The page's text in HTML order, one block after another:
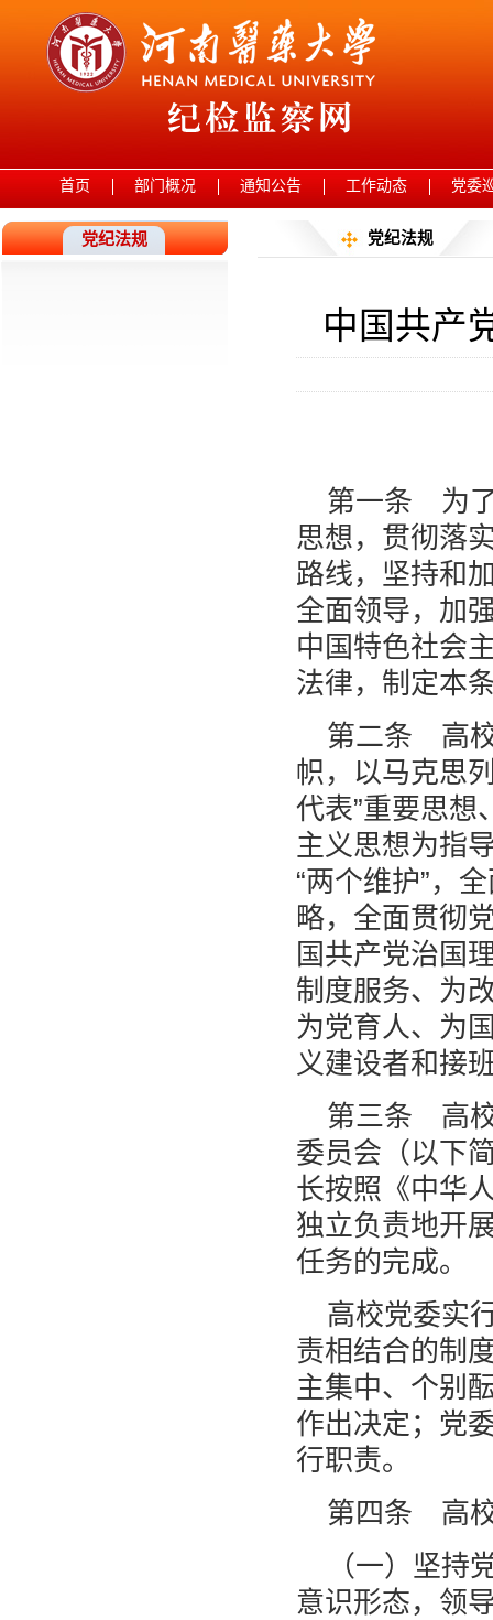
首页 部门概况 通知公告 工作动态 党委
党纪法规 党纪法规
中国共产
第一条 为了
思想，贯彻落
路线，坚持和
全面领导，加
中国特色社会
法律，制定本
第二条 高校
帜，以马克思
代表”重要思想
主义思想为指
“两个维护”，
略，全面贯彻
国共产党治国
制度服务、为
为党育人、为
义建设者和接
第三条 高校
委员会（以下
长按照《中华
独立负责地开
任务的完成。
高校党委实
责相结合的制
主集中、个别
作出决定；党
行职责。
第四条 高
（一）坚持
意识形态，领